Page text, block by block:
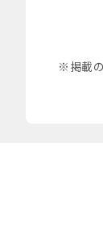
※掲載の